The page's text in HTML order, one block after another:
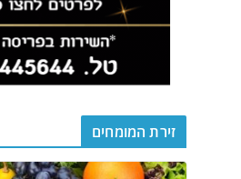
זירת המומחים